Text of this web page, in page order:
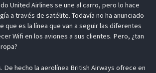
United Airlines se une al carro, pero lo hace
a través de satélite. Todavía no ha anunciado
que es la línea que van a seguir las diferentes
Wifi en los aviones a sus clientes. Pero, ¿tan
De hecho la aerolínea British Airways ofrece en